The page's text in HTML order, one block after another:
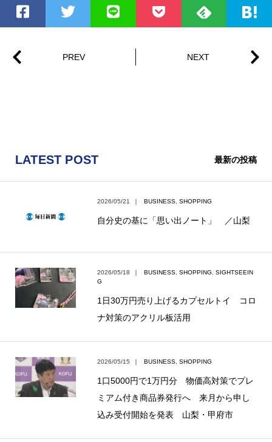
LATEST POST 最新の投稿
2026/05/21 ｜ BUSINESS SHOPPING
自分史の基に「思い出ノート」 ／山梨
2026/05/18 ｜ BUSINESS SHOPPING
SIGHTSEEIN
G
1日30万円売り上げるカプセルトイ コロ
ナ対策のアクリル板活用
2026/05/15 ｜ BUSINESS SHOPPING
1口5000円で1万円分 物価高対策でプレ
ミアム付き商品券発行へ 来月から申し
込み受付開始を発表 山梨・甲府市